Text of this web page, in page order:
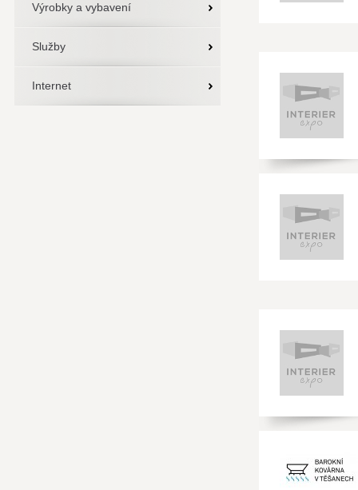
Výrobky a vybavení
Služby
Internet